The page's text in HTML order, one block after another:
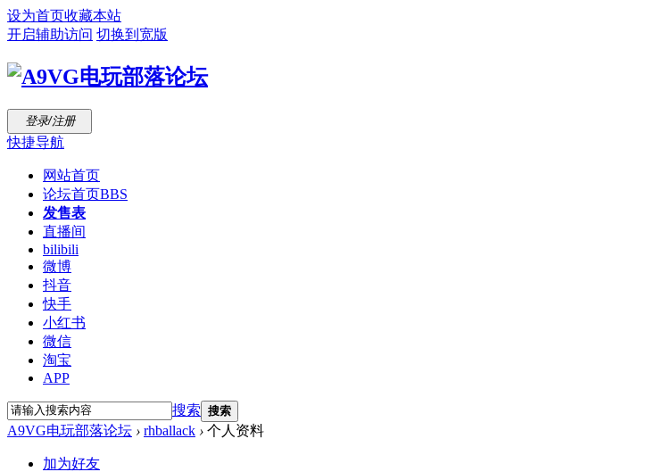
设为首页收藏本站
开启辅助访问 切换到宽版
登录/注册
快捷导航
网站首页
论坛首页BBS
发售表
直播间
bilibili
微博
抖音
快手
小红书
微信
淘宝
APP
搜索 搜索
A9VG电玩部落论坛 › rhballack › 个人资料
加为好友